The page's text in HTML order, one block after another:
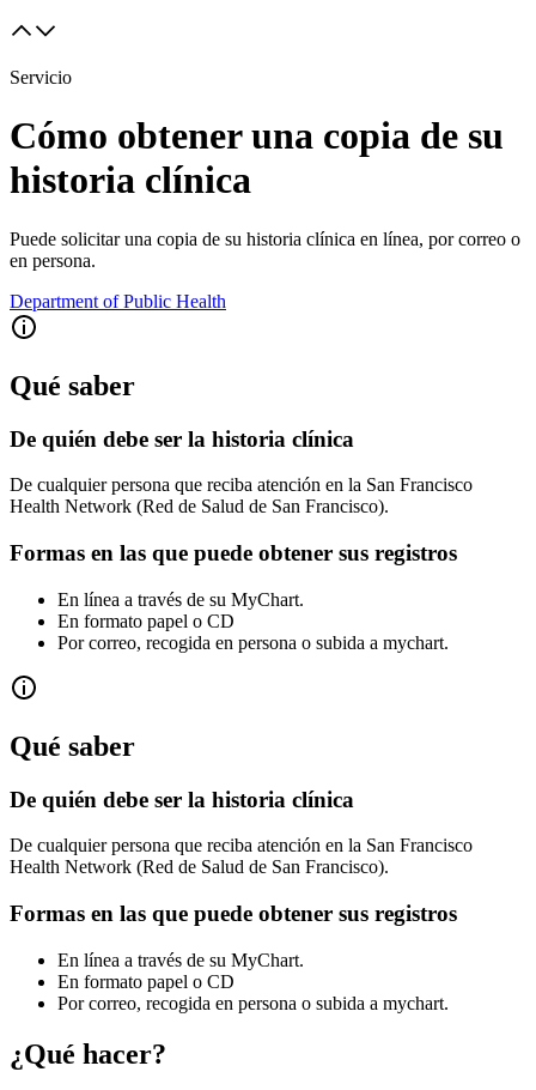
Servicio
Cómo obtener una copia de su
historia clínica
Puede solicitar una copia de su historia clínica en línea, por correo o
en persona.
Department of Public Health
Qué saber
De quién debe ser la historia clínica
De cualquier persona que reciba atención en la San Francisco
Health Network (Red de Salud de San Francisco).
Formas en las que puede obtener sus registros
En línea a través de su MyChart.
En formato papel o CD
Por correo, recogida en persona o subida a mychart.
Qué saber
De quién debe ser la historia clínica
De cualquier persona que reciba atención en la San Francisco
Health Network (Red de Salud de San Francisco).
Formas en las que puede obtener sus registros
En línea a través de su MyChart.
En formato papel o CD
Por correo, recogida en persona o subida a mychart.
¿Qué hacer?